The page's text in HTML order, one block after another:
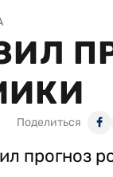
Поделиться